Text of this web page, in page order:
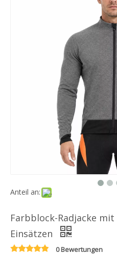
Anteil an:
Farbblock-Radjacke
Einsätzen
0 Bewertungen